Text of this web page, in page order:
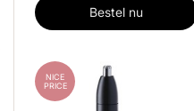
Bestel nu
NICE
PRICE